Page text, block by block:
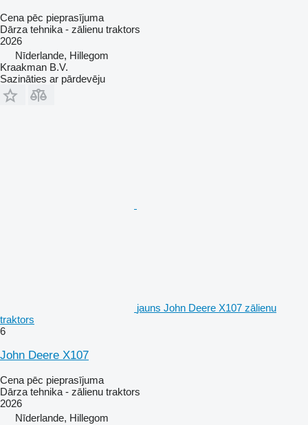
Cena pēc pieprasījuma
Dārza tehnika - zālienu traktors
2026
Nīderlande, Hillegom
Kraakman B.V.
Sazināties ar pārdevēju
jauns John Deere X107 zālienu
traktors
6
John Deere X107
Cena pēc pieprasījuma
Dārza tehnika - zālienu traktors
2026
Nīderlande, Hillegom